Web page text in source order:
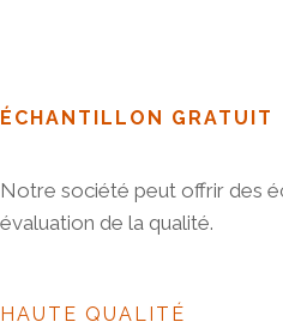
ÉCHANTILLON GRATUIT
Notre société peut offrir des
évaluation de la qualité.
HAUTE QUALITÉ